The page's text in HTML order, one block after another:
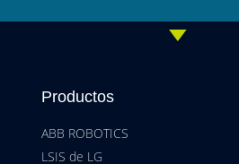
Productos
ABB ROBOTICS
LSIS de LG